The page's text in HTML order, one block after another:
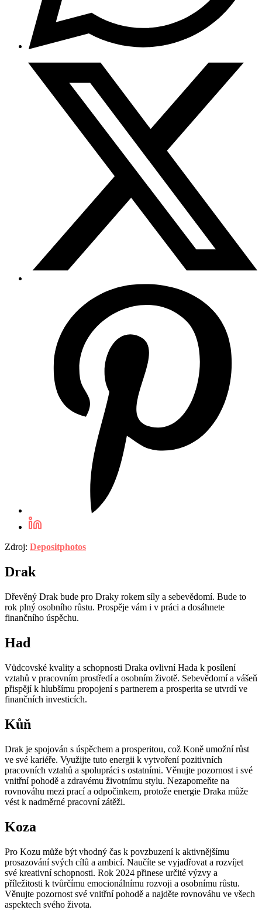
Zdroj: Depositphotos
Drak
Dřevěný Drak bude pro Draky rokem síly a sebevědomí. Bude to
rok plný osobního růstu. Prospěje vám i v práci a dosáhnete
finančního úspěchu.
Had
Vůdcovské kvality a schopnosti Draka ovlivní Hada k posílení
vztahů v pracovním prostředí a osobním životě. Sebevědomí a vášeň
přispějí k hlubšímu propojení s partnerem a prosperita se utvrdí ve
finančních investicích.
Kůň
Drak je spojován s úspěchem a prosperitou, což Koně umožní růst
ve své kariéře. Využijte tuto energii k vytvoření pozitivních
pracovních vztahů a spolupráci s ostatními. Věnujte pozornost i své
vnitřní pohodě a zdravému životnímu stylu. Nezapomeňte na
rovnováhu mezi prací a odpočinkem, protože energie Draka může
vést k nadměrné pracovní zátěži.
Koza
Pro Kozu může být vhodný čas k povzbuzení k aktivnějšímu
prosazování svých cílů a ambicí. Naučíte se vyjadřovat a rozvíjet
své kreativní schopnosti. Rok 2024 přinese určité výzvy a
příležitosti k tvůrčímu emocionálnímu rozvoji a osobnímu růstu.
Věnujte pozornost své vnitřní pohodě a najděte rovnováhu ve všech
aspektech svého života.